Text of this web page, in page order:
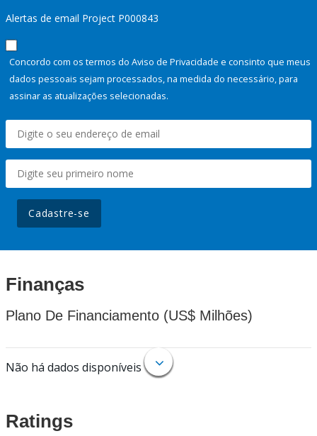
Alertas de email Project P000843
Concordo com os termos do Aviso de Privacidade e consinto que meus
dados pessoais sejam processados, na medida do necessário, para
assinar as atualizações selecionadas.
Cadastre-se
Finanças
Plano De Financiamento (US$ Milhões)
Não há dados disponíveis
Ratings